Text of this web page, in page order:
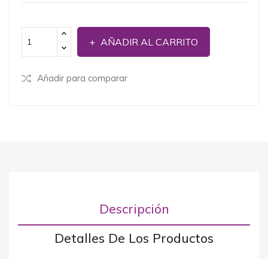
AÑADIR AL CARRITO
Añadir para comparar
Descripción
Detalles De Los Productos